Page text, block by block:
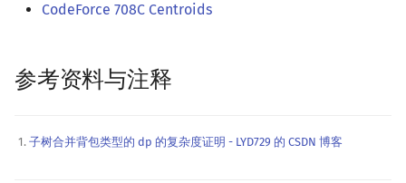
CodeForce 708C Centroids
参考资料与注释
子树合并背包类型的 dp 的复杂度证明 - LYD729 的 CSDN 博客